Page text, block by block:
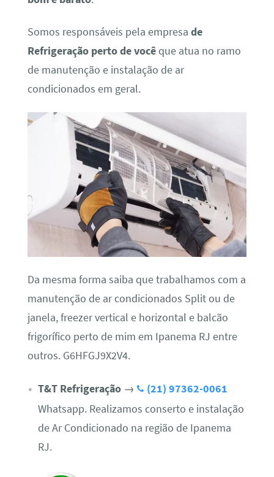
Somos responsáveis pela empresa de
Refrigeração perto de vocêque atua no ramo
de manutenção e instalação de ar
condicionados em geral.
Da mesma forma saiba que trabalhamos com a
manutenção de ar condicionados Split ou de
janela, freezer vertical e horizontal e balcão
frigorífico perto de mim em Ipanema RJ entre
outros. G6HFGJ9X2V4.
T&T Refrigeração→
(21) 97362-0061
Whatsapp. Realizamos conserto e instalação
de Ar Condicionado na região de Ipanema
RJ.